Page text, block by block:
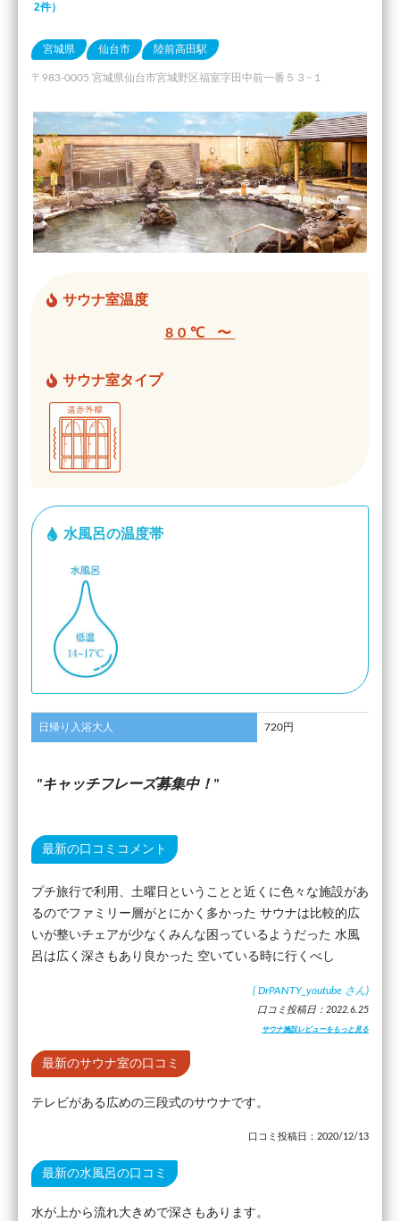
2件）
宮城県 仙台市 陸前高田駅
〒983-0005 宮城県仙台市宮城野区福室字田中前一番５３−１
サウナ室温度
80℃ 〜
サウナ室タイプ
水風呂の温度帯
日帰り入浴大人 720円
キャッチフレーズ募集中！
最新の口コミコメント
プチ旅行で利用、土曜日ということと近くに色々な施設があ
るのでファミリー層がとにかく多かった サウナは比較的広
いが整いチェアが少なくみんな困っているようだった 水風
呂は広く深さもあり良かった 空いている時に行くべし
( DrPANTY_youtube さん)
口コミ投稿日：2022.6.25
サウナ施設レビューをもっと見る
最新のサウナ室の口コミ
テレビがある広めの三段式のサウナです。
口コミ投稿日：2020/12/13
最新の水風呂の口コミ
水が上から流れ大きめで深さもあります。